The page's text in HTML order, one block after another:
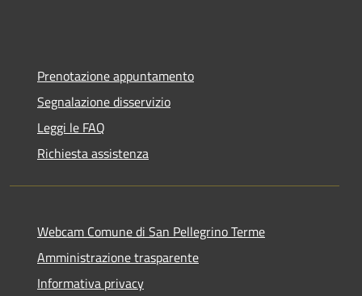
Prenotazione appuntamento
Segnalazione disservizio
Leggi le FAQ
Richiesta assistenza
Webcam Comune di San Pellegrino Terme
Amministrazione trasparente
Informativa privacy